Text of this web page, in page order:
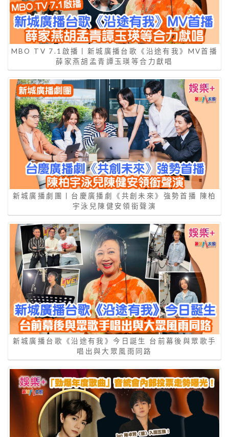
MBO TV 7.1啟播丨新城廣播台歌《沿途有我》MV首播
薛家燕胡孟青譚玉瑛等合力獻唱
新城廣播劇團丨台慶廣播劇《共創未來》強勢首播 陳柏
宇泳兒陳健安領銜聲演
新城廣播台歌《沿途有我》今日誕生 台前幕後與眾歌手
唱出與大眾風雨同路